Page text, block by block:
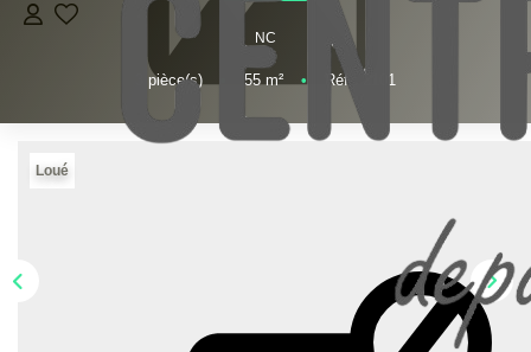
NOS BIENS VENDUS
NOS AGENCES
NC
pièce(s) 55 m² • Réf : 2101
Loué